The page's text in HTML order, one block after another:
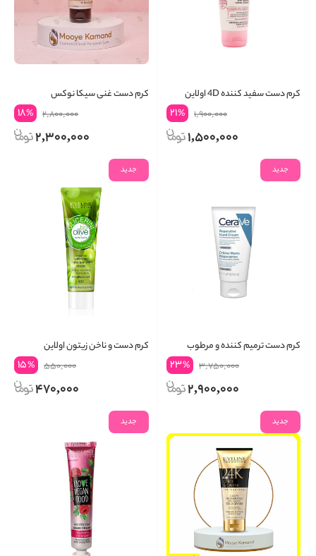
کرم دست سفید کننده 4D اولاین
1,900,000
21%
1,500,000
کرم دست غنی سیکا نوکس
2,800,000
18%
2,300,000
جدید
کرم دست ترمیم کننده و مرطوب
3,750,000
23%
2,900,000
جدید
کرم دست و ناخن زیتون اولاین
550,000
15%
470,000
جدید جدید